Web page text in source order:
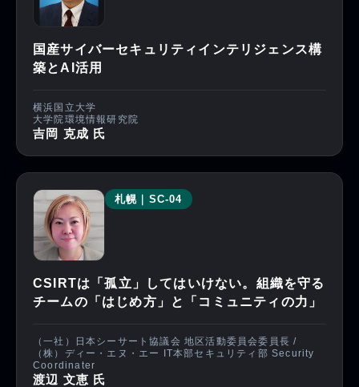
国産サイバーセキュリティインテリジェンス構
築とAI活用
横浜国立大学
大学院環境情報研究院
吉岡 克成 氏
札幌｜SC-04
CSIRTは「孤立」してはいけない。組織を守る
チームの「はじめ方」と「コミュニティの力」
（一社）日本シーサート協議会 地区活動委員会委員長 /
（株）ディー・エヌ・エー IT本部セキュリティ部 Security
Coordinater
渡辺 文恵 氏